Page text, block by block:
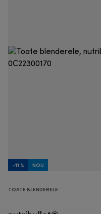
-11 % NOU
TOATE BLENDERELE